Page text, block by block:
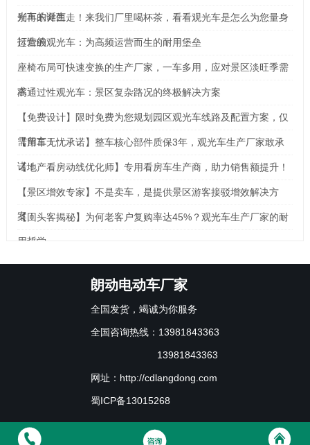
光车的诞生
别再东奔西走！来我们厂里喝杯茶，看看观光车是怎么为您量身
打造的
运营级观光车：为高频运营而生的耐用堡垒
座椅布局可快速变换的生产厂家，一车多用，应对景区淡旺季需
求
高通过性观光车：景区复杂路况的终极解决方案
【免费设计】限时免费为您规划园区观光车线路及配置方案，仅
需留言！
【用车无忧承诺】整车核心部件质保3年，观光车生产厂家敢承
诺！
【地产看房动线优化师】专用看房车生产商，助力销售额提升！
【景区增效专家】不是卖车，是提供景区游客接驳增效解决方
案！
【回头客揭秘】为何老客户复购率达45%？观光车生产厂家的耐
用哲学
朗动电动车厂家
全国发货，竭诚为你服务
全国咨询热线：13981843363
13981843363
网址：http://cdlangdong.com
蜀ICP备13015268